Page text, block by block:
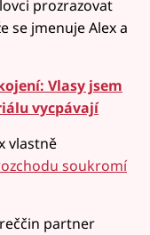
prozrazovat
se jmenuje Alex a
Vlasy jsem
vycpávají
vlastně
soukromí
partner